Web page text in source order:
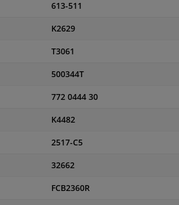
613-511
K2629
T3061
500344T
772 0444 30
K4482
2517-C5
32662
FCB2360R